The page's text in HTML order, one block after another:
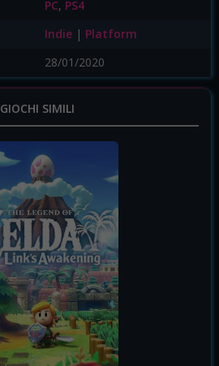
PC, PS4
Indie| Platform
28/01/2020
GIOCHI SIMILI